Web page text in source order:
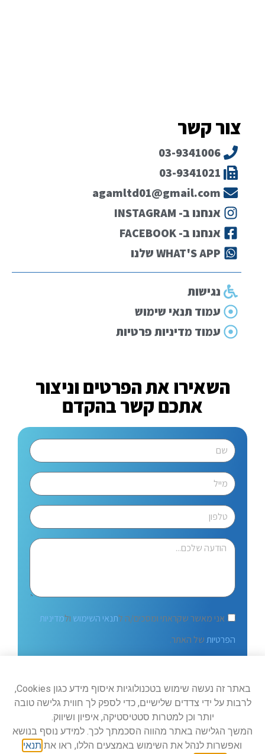
צור קשר
03-9341006
03-9341021
agamltd01@gmail.com
אנחנו ב- INSTAGRAM
אנחנו ב- FACEBOOK
WHAT'S APP שלנו
נגישות
עמוד תנאי שימוש
עמוד מדיניות פרטיות
השאירו את הפרטים וניצור
אתכם קשר בהקדם
אני מאשר שקראתי ומסכים/ה לתנאי השימוש ולמדיניות
הפרטיותשל האתר.
באתר זה נעשה שימוש בטכנולוגיות איסוף מידע כגון Cookies,
לרבות על ידי צדדים שלישיים, כדי לספק לך חווית גלישה טובה
יותר וכן למטרות סטטיסטיקה, איפיון ושיווק.
המשך הגלישה באתר מהווה הסכמתך לכך. למידע נוסף בנושא
ואפשרות לנהל את השימוש באמצעים הללו, ראו את תנאי